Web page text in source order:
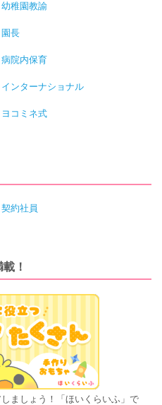
幼稚園教諭
園長
病院内保育
インターナショナル
ヨコミネ式
契約社員
！
ましょう！「ほいくらいふ」で